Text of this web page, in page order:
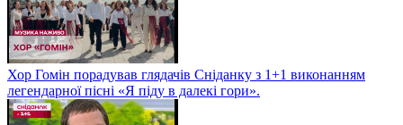
Хор Гомін порадував глядачів Сніданку з 1+1 виконанням
легендарної пісні «Я піду в далекі гори».